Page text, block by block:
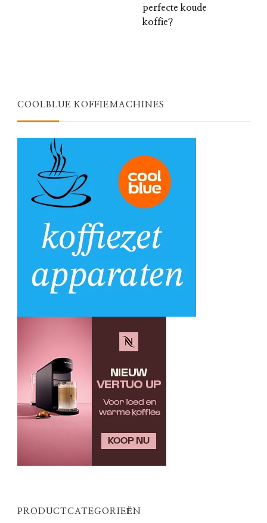
perfecte koude
koffie?
COOLBLUE KOFFIEMACHINES
PRODUCTCATEGORIEËN